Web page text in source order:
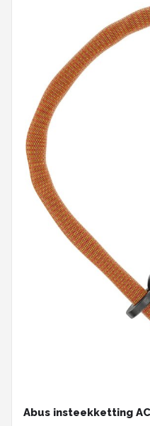
Abus insteekketting